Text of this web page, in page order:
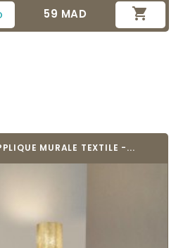
Prix
59 MAD 
MURALE TEXTILE -...